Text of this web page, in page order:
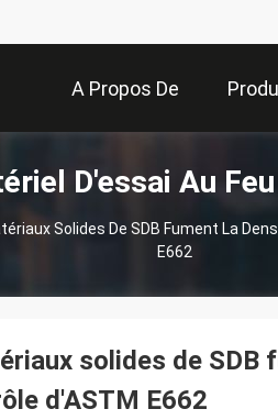
A Propos De
Nous
D'essai Au
Solides De SDB Fument La
E662
solides de SDB
d'ASTM E662